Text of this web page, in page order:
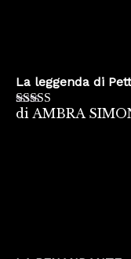
La leggenda di
Valutato5su
di AMBRA